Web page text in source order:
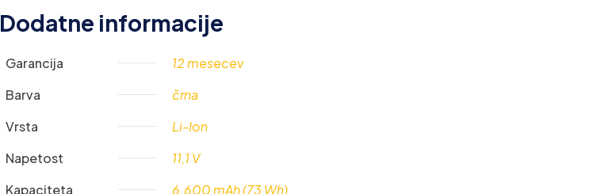
Dodatne informacije
Garancija
12 mesecev
Barva
črna
Vrsta
Li-Ion
Napetost
11,1 V
Kapaciteta
6.600 mAh (73 Wh)